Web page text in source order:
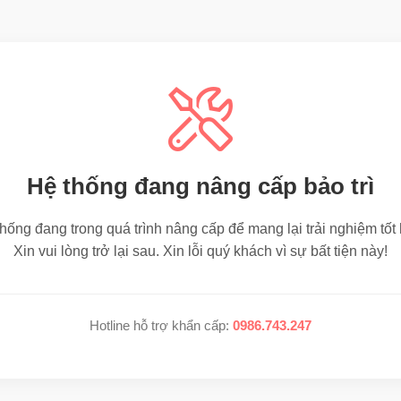
Hệ thống đang nâng cấp bảo trì
đang trong quá trình nâng cấp để mang lại trải nghiệm tốt
Xin vui lòng trở lại sau. Xin lỗi quý khách vì sự bất tiện này!
Hotline hỗ trợ khẩn cấp: 0986.743.247